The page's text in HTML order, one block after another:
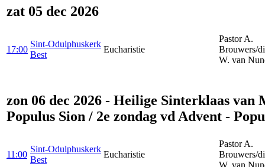
zat 05 dec 2026
17:00
Sint-Odulphuskerk
Best
Eucharistie
Pastor A.
Brouwers/
W. van
zon 06 dec 2026 - Heilige Sinterklaas van
Populus Sion / 2e zondag vd Advent -
11:00
Sint-Odulphuskerk
Best
Eucharistie
Pastor A.
Brouwers/
W. van